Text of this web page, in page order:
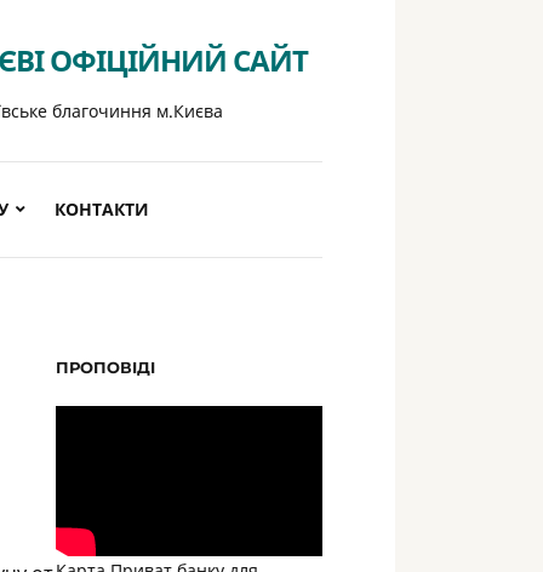
ОФІЦІЙНИЙ САЙТ
благочиння м.Києва
КОНТАКТИ
ПРОПОВІДІ